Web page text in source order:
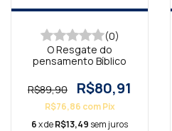
(0)
O Resgate do
pensamento Bíblico
R$89,90 R$80,91
R$76,86 com Pix
6x deR$13,49 sem juros